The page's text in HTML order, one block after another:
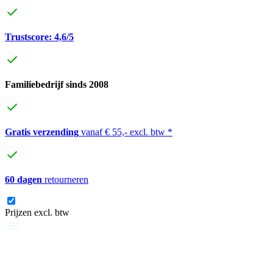
Trustscore: 4,6/5
Familiebedrijf sinds 2008
Gratis verzending vanaf € 55,- excl. btw *
60 dagen retourneren
Prijzen excl. btw